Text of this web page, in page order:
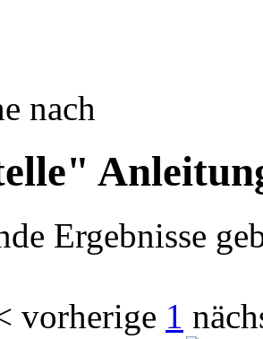
nach
Ergebnisse
vorherige 1